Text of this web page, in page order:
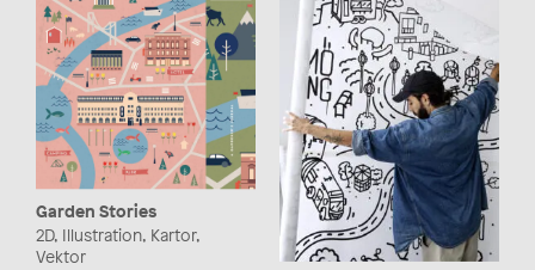
Garden Stories
2D, Illustration, Kartor,
Vektor